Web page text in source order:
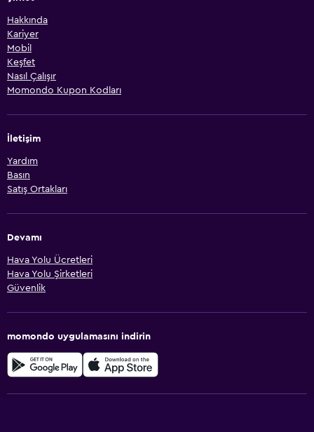
Hakkında
Kariyer
Mobil
Keşfet
Nasıl Çalışır
Momondo Kupon Kodları
İletişim
Yardım
Basın
Satış Ortakları
Devamı
Hava Yolu Ücretleri
Hava Yolu Şirketleri
Güvenlik
momondo uygulamasını indirin